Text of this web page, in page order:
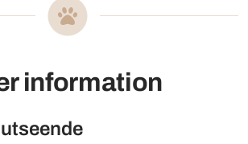
information